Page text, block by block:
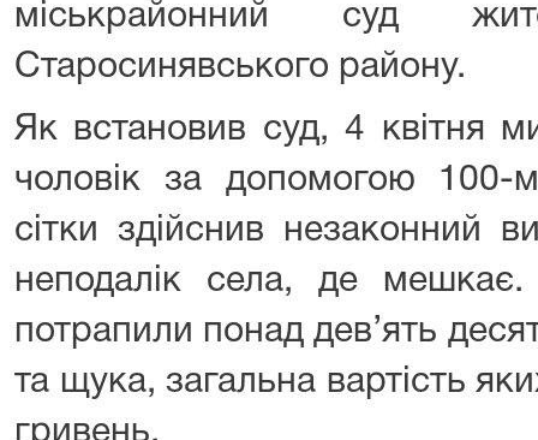
міськрайонний суд
Старосинявського району.
Як встановив суд, 4 квітня
чоловік за допомогою 100-
сітки здійснив незаконний
неподалік села, де
потрапили понад дев’ять
та щука, загальна вартість
гривень.